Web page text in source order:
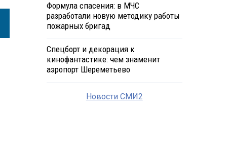
Формула спасения: в МЧС
разработали новую методику работы
пожарных бригад
Спецборт и декорация к
кинофантастике: чем знаменит
аэропорт Шереметьево
Новости СМИ2